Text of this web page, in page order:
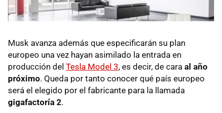
Musk avanza además que especificarán su plan
europeo una vez hayan asimilado la entrada en
producción del Tesla Model 3, es decir, de cara al año
próximo. Queda por tanto conocer qué país europeo
será el elegido por el fabricante para la llamada
gigafactoría 2.